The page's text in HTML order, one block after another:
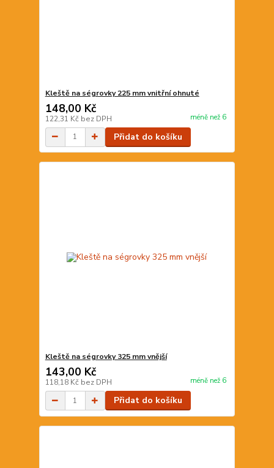
Kleště na ségrovky 225 mm vnitřní ohnuté
148,00 Kč
122,31 Kč bez DPH méně než 6
Přidat do košíku
Kleště na ségrovky 325 mm vnější
143,00 Kč
118,18 Kč bez DPH méně než 6
Přidat do košíku